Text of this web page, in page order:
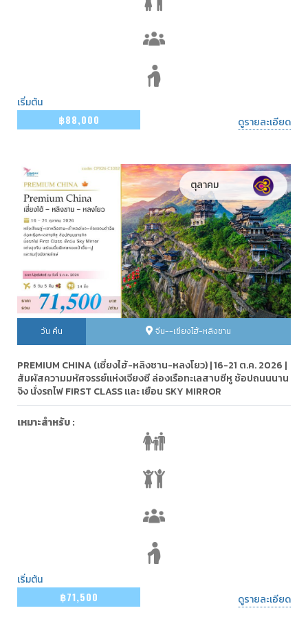
เริ่มต้น
฿88,000
ดูรายละเอียด
ตุลาคม
วัน คืน จีน--เซียงไฮ้-หลิงซาน
PREMIUM CHINA (เซี่ยงไฮ้-หลิงซาน-หลงโยว) | 16-21 ต.ค. 2026 |
สัมผัสความมหัศจรรย์แห่งเจียงซี ล่องเรือทะเลสาบซีหู ช้อปถนนนาน
จิง นั่งรถไฟ FIRST CLASS และ เยือน SKY MIRROR
เหมาะสำหรับ :
เริ่มต้น
฿71,500
ดูรายละเอียด